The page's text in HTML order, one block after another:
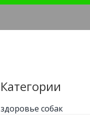
Категории
здоровье собак